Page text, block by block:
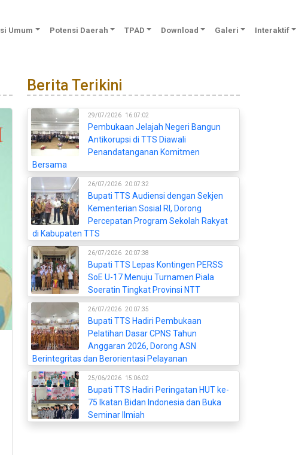
Umum Potensi Daerah TPAD Download Galeri Interaktif
Berita Terikini
29/07/2026 16:07:02
Pembukaan Jelajah Negeri Bangun
Antikorupsi di TTS Diawali
Penandatanganan Komitmen
Bersama
26/07/2026 20:07:32
Bupati TTS Audiensi dengan Sekjen
Kementerian Sosial RI, Dorong
Percepatan Program Sekolah Rakyat
di Kabupaten TTS
26/07/2026 20:07:38
Bupati TTS Lepas Kontingen PERSS
SoE U-17 Menuju Turnamen Piala
Soeratin Tingkat Provinsi NTT
26/07/2026 20:07:35
Bupati TTS Hadiri Pembukaan
Pelatihan Dasar CPNS Tahun
Anggaran 2026, Dorong ASN
Berintegritas dan Berorientasi Pelayanan
25/06/2026 15:06:02
Bupati TTS Hadiri Peringatan HUT ke-
75 Ikatan Bidan Indonesia dan Buka
Seminar Ilmiah